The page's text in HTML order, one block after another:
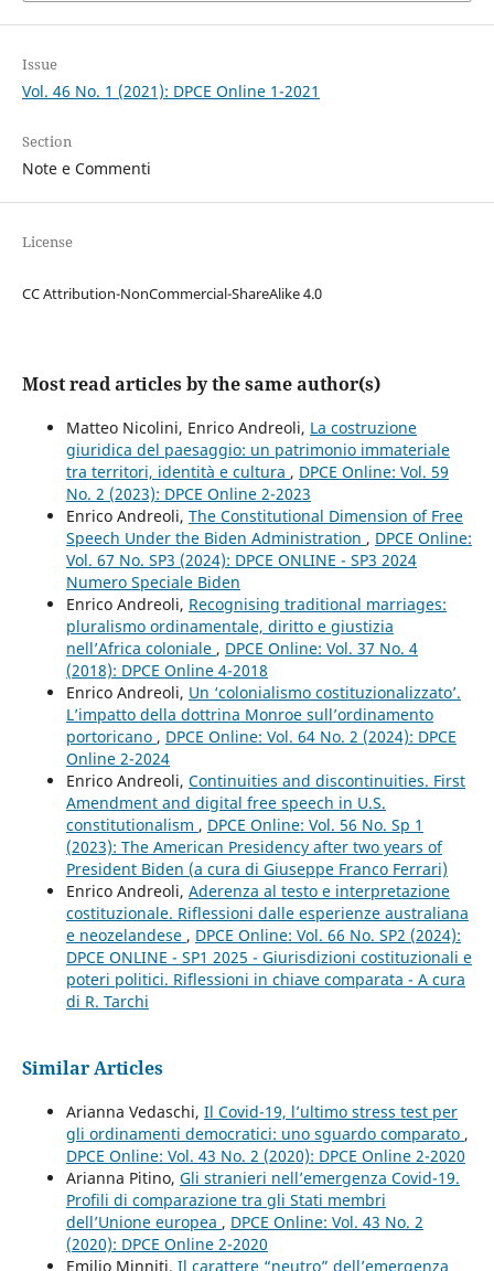
Issue
Vol. 46 No. 1 (2021): DPCE Online 1-2021
Section
Note e Commenti
License
CC Attribution-NonCommercial-ShareAlike 4.0
Most read articles by the same author(s)
Matteo Nicolini, Enrico Andreoli, La costruzione
giuridica del paesaggio: un patrimonio immateriale
tra territori, identità e cultura , DPCE Online: Vol. 59
No. 2 (2023): DPCE Online 2-2023
Enrico Andreoli, The Constitutional Dimension of Free
Speech Under the Biden Administration , DPCE Online:
Vol. 67 No. SP3 (2024): DPCE ONLINE - SP3 2024
Numero Speciale Biden
Enrico Andreoli, Recognising traditional marriages:
pluralismo ordinamentale, diritto e giustizia
nell’Africa coloniale , DPCE Online: Vol. 37 No. 4
(2018): DPCE Online 4-2018
Enrico Andreoli, Un ‘colonialismo costituzionalizzato’.
L’impatto della dottrina Monroe sull’ordinamento
portoricano , DPCE Online: Vol. 64 No. 2 (2024): DPCE
Online 2-2024
Enrico Andreoli, Continuities and discontinuities. First
Amendment and digital free speech in U.S.
constitutionalism , DPCE Online: Vol. 56 No. Sp 1
(2023): The American Presidency after two years of
President Biden (a cura di Giuseppe Franco Ferrari)
Enrico Andreoli, Aderenza al testo e interpretazione
costituzionale. Riflessioni dalle esperienze australiana
e neozelandese , DPCE Online: Vol. 66 No. SP2 (2024):
DPCE ONLINE - SP1 2025 - Giurisdizioni costituzionali e
poteri politici. Riflessioni in chiave comparata - A cura
di R. Tarchi
Similar Articles
Arianna Vedaschi, Il Covid-19, l’ultimo stress test per
gli ordinamenti democratici: uno sguardo comparato ,
DPCE Online: Vol. 43 No. 2 (2020): DPCE Online 2-2020
Arianna Pitino, Gli stranieri nell’emergenza Covid-19.
Profili di comparazione tra gli Stati membri
dell’Unione europea , DPCE Online: Vol. 43 No. 2
(2020): DPCE Online 2-2020
Emilio Minniti, Il carattere “neutro” dell’emergenza